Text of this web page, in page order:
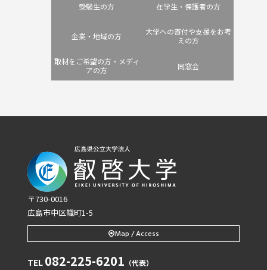
受験生の方 在学生・保護者の方
企業・地域の方
大学への寄付や支援をお考
えの方
取材をご希望の方・メディ
アの方
同窓会
〒730-0016
広島市中区幟町1-5
Map / Access
TEL 082-225-6201 （代表）